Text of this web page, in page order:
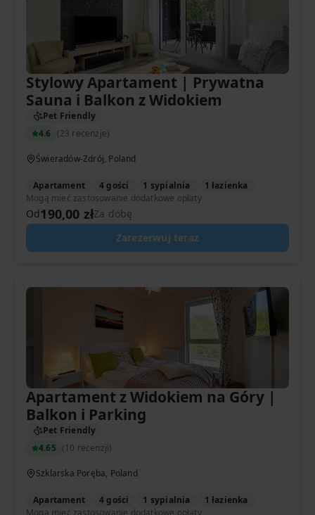
Stylowy Apartament | Prywatna
Sauna i Balkon z Widokiem
Pet Friendly
4.6
(23 recenzje)
Świeradów-Zdrój, Poland
Apartament 4 gości 1 sypialnia 1 łazienka
Od190,00 złZa dobę
Zarezerwuj teraz
Mogą mieć zastosowanie dodatkowe opłaty
Apartament z Widokiem na Góry |
Balkon i Parking
Pet Friendly
4.65 (10 recenzji)
Szklarska Poręba, Poland
Apartament 4 gości 1 sypialnia
1 łazienka
Mogą mieć zastosowanie dodatkowe opłaty